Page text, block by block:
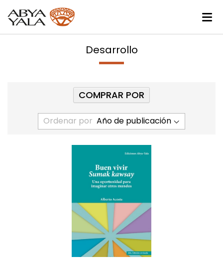
Desarrollo
Ordenar por
COMPRAR POR